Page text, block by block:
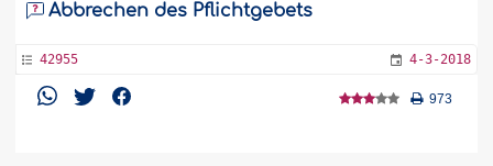
Abbrechen des Pflichtgebets
42955 4-3-2018
973